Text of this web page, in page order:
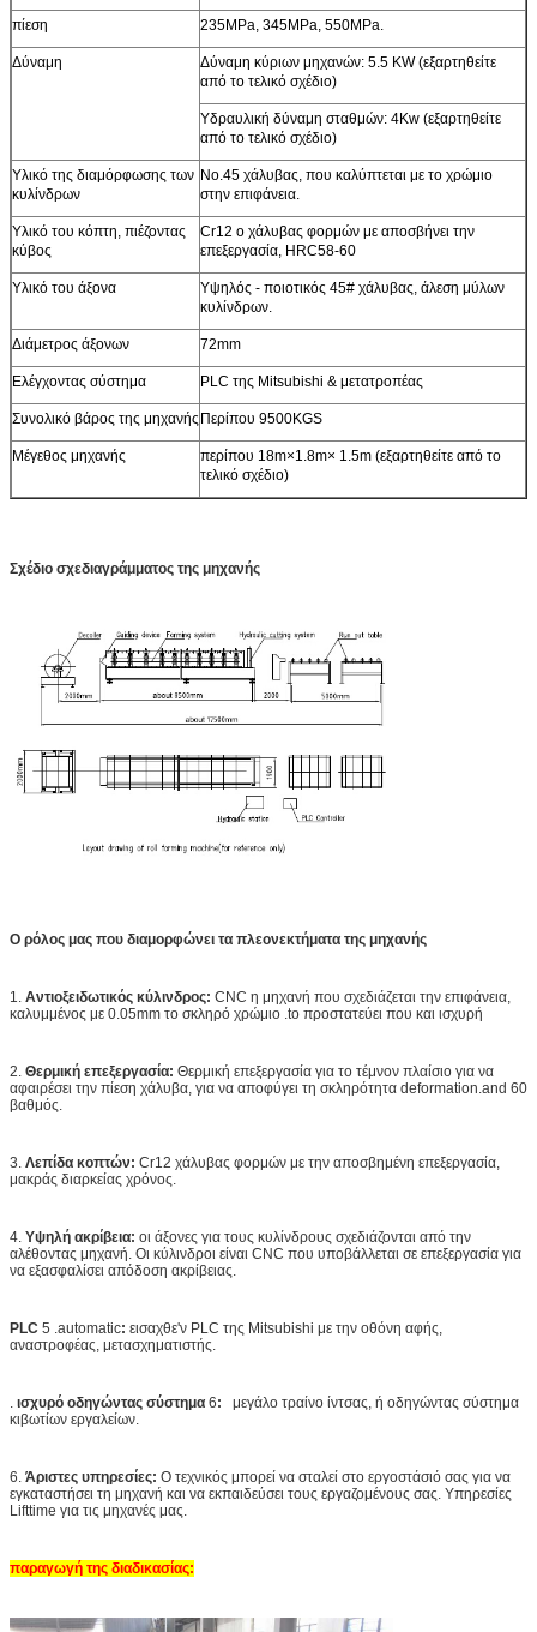
πίεση 235MPa, 345MPa, 550MPa.
Δύναμη
Δύναμη κύριων μηχανών: 5.5 KW (εξαρτηθείτε
από το τελικό σχέδιο)
Υδραυλική δύναμη σταθμών: 4Kw (εξαρτηθείτε
από το τελικό σχέδιο)
Υλικό της διαμόρφωσης των
κυλίνδρων
No.45 χάλυβας, που καλύπτεται με το χρώμιο
στην επιφάνεια.
Υλικό του κόπτη, πιέζοντας
κύβος
Cr12 ο χάλυβας φορμών με αποσβήνει την
επεξεργασία, HRC58-60
Υλικό του άξονα
Υψηλός - ποιοτικός 45# χάλυβας, άλεση μύλων
κυλίνδρων.
Διάμετρος άξονων 72mm
Ελέγχοντας σύστημα PLC της Mitsubishi & μετατροπέας
Συνολικό βάρος της μηχανής Περίπου 9500KGS
Μέγεθος μηχανής
περίπου 18m×1.8m× 1.5m (εξαρτηθείτε από το
τελικό σχέδιο)
Σχέδιο σχεδιαγράμματος της μηχανής
Ο ρόλος μας που διαμορφώνει τα πλεονεκτήματα της μηχανής
1. Αντιοξειδωτικός κύλινδρος: CNC η μηχανή που σχεδιάζεται την επιφάνεια,
καλυμμένος με 0.05mm το σκληρό χρώμιο .to προστατεύει που και ισχυρή
2. Θερμική επεξεργασία: Θερμική επεξεργασία για το τέμνον πλαίσιο για να
αφαιρέσει την πίεση χάλυβα, για να αποφύγει τη σκληρότητα deformation.and 60
βαθμός.
3. Λεπίδα κοπτών: Cr12 χάλυβας φορμών με την αποσβημένη επεξεργασία,
μακράς διαρκείας χρόνος.
4. Υψηλή ακρίβεια: οι άξονες για τους κυλίνδρους σχεδιάζονται από την
αλέθοντας μηχανή. Οι κύλινδροι είναι CNC που υποβάλλεται σε επεξεργασία για
να εξασφαλίσει απόδοση ακρίβειας.
PLC 5 .automatic: εισαχθε'ν PLC της Mitsubishi με την οθόνη αφής,
αναστροφέας, μετασχηματιστής.
. ισχυρό οδηγώντας σύστημα 6: μεγάλο τραίνο ίντσας, ή οδηγώντας σύστημα
κιβωτίων εργαλείων.
6. Άριστες υπηρεσίες: Ο τεχνικός μπορεί να σταλεί στο εργοστάσιό σας για να
εγκαταστήσει τη μηχανή και να εκπαιδεύσει τους εργαζομένους σας. Υπηρεσίες
Lifttime για τις μηχανές μας.
παραγωγή της διαδικασίας: